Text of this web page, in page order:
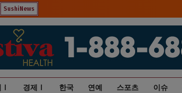
SushiNews
Ⅰ 경제Ⅰ 한국 연예 스포츠 이슈